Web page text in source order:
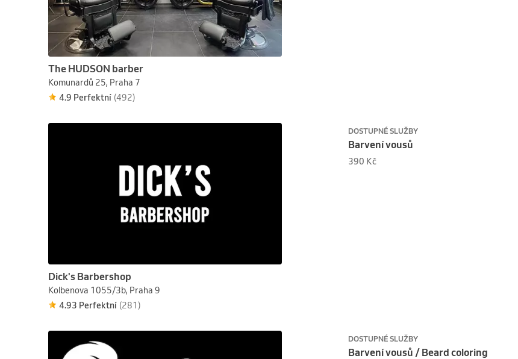
The HUDSON barber
Komunardů 25, Praha 7
4.9 Perfektní (492)
Dick's Barbershop
Kolbenova 1055/3b, Praha 9
4.93 Perfektní (281)
DOSTUPNÉ SLUŽBY
Barvení vousů
390 Kč
DOSTUPNÉ SLUŽBY
Barvení vousů / Beard coloring